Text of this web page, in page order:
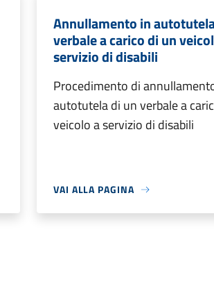
Annullamento in
verbale a carico di un
servizio di disabili
Procedimento di
autotutela di un verbale a
veicolo a servizio di disabili
VAI ALLA PAGINA